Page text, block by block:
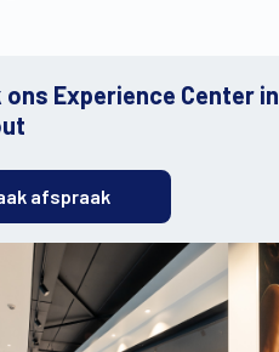
ons Experience Center in
afspraak